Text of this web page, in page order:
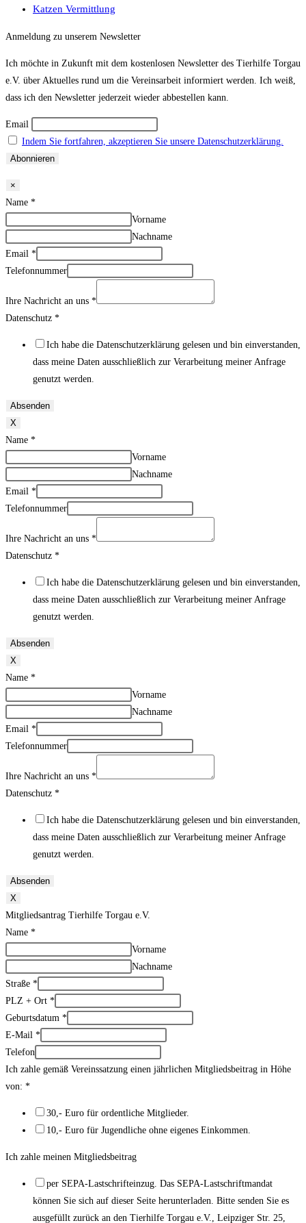
Katzen Vermittlung
Anmeldung zu unserem Newsletter
Ich möchte in Zukunft mit dem kostenlosen Newsletter des Tierhilfe Torgau
e.V. über Aktuelles rund um die Vereinsarbeit informiert werden. Ich weiß,
dass ich den Newsletter jederzeit wieder abbestellen kann.
Email
Indem Sie fortfahren, akzeptieren Sie unsere Datenschutzerklärung.
×
Name *
Vorname
Nachname
Email *
Telefonnummer
Ihre Nachricht an uns *
Datenschutz *
Ich habe die Datenschutzerklärung gelesen und bin einverstanden,
dass meine Daten ausschließlich zur Verarbeitung meiner Anfrage
genutzt werden.
Absenden
X
Name *
Vorname
Nachname
Email *
Telefonnummer
Ihre Nachricht an uns *
Datenschutz *
Ich habe die Datenschutzerklärung gelesen und bin einverstanden,
dass meine Daten ausschließlich zur Verarbeitung meiner Anfrage
genutzt werden.
Absenden
X
Name *
Vorname
Nachname
Email *
Telefonnummer
Ihre Nachricht an uns *
Datenschutz *
Ich habe die Datenschutzerklärung gelesen und bin einverstanden,
dass meine Daten ausschließlich zur Verarbeitung meiner Anfrage
genutzt werden.
Absenden
X
Mitgliedsantrag Tierhilfe Torgau e.V.
Name *
Vorname
Nachname
Straße *
PLZ + Ort *
Geburtsdatum *
E-Mail *
Telefon
Ich zahle gemäß Vereinssatzung einen jährlichen Mitgliedsbeitrag in Höhe
von: *
30,- Euro für ordentliche Mitglieder.
10,- Euro für Jugendliche ohne eigenes Einkommen.
Ich zahle meinen Mitgliedsbeitrag
per SEPA-Lastschrifteinzug. Das SEPA-Lastschriftmandat
können Sie sich auf dieser Seite herunterladen. Bitte senden Sie es
ausgefüllt zurück an den Tierhilfe Torgau e.V., Leipziger Str. 25,